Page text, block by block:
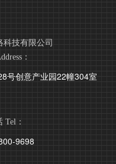
技有限公司
：
号创意产业园22幢304室
Tel：
9698